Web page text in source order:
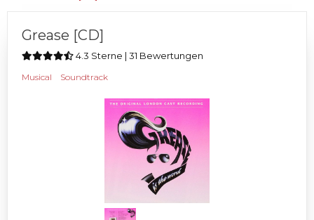
Grease [CD]
4.3 Sterne | 31 Bewertungen
Musical Soundtrack